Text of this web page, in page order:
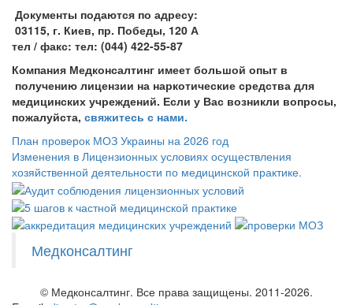
Документы подаются по адресу:
03115, г. Киев, пр. Победы, 120 А
тел / факс: тел: (044) 422-55-87
Компания Медконсалтинг имеет большой опыт в
получению лицензии на наркотические средства для
медицинских учреждений. Если у Вас возникли вопросы,
пожалуйста, свяжитесь с нами.
План проверок МОЗ Украины на 2026 год
Изменения в Лицензионных условиях осуществления
хозяйственной деятельности по медицинской практике.
Медконсалтинг
© Медконсалтинг. Все права защищены. 2011-2026.